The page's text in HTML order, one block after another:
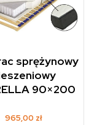
sprężynowy
90×200
965,00 zł